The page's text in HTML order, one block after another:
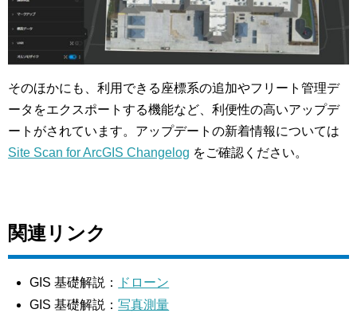
そのほかにも、利用できる座標系の追加やフリート管理デ
ータをエクスポートする機能など、利便性の高いアップデ
ートがされています。アップデートの新着情報については
Site Scan for ArcGIS Changelog をご確認ください。
関連リンク
GIS 基礎解説：
ドローン
GIS 基礎解説：写真測量